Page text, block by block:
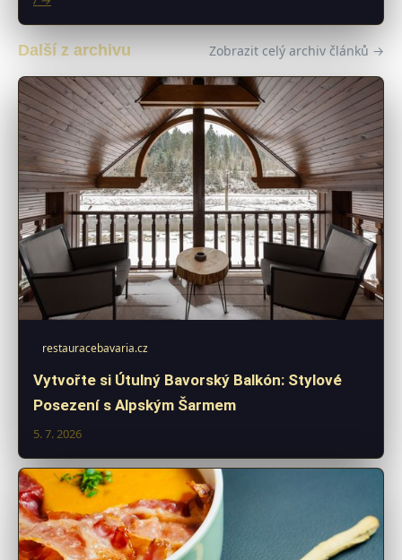
Další z archivu Zobrazit celý archiv článků →
restauracebavaria.cz
Vytvořte si Útulný Bavorský Balkón: Stylové
Posezení s Alpským Šarmem
5. 7. 2026